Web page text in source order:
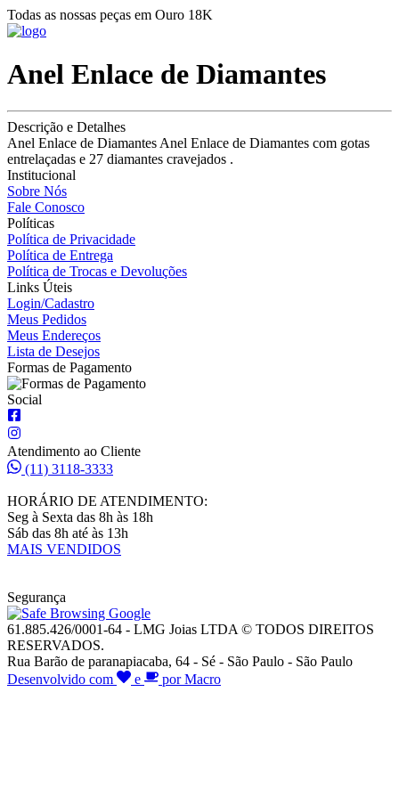
Todas as nossas peças em Ouro 18K
Anel Enlace de Diamantes
Descrição e Detalhes
Anel Enlace de Diamantes Anel Enlace de Diamantes com gotas
entrelaçadas e 27 diamantes cravejados .
Institucional
Sobre Nós
Fale Conosco
Políticas
Política de Privacidade
Política de Entrega
Política de Trocas e Devoluções
Links Úteis
Login/Cadastro
Meus Pedidos
Meus Endereços
Lista de Desejos
Formas de Pagamento
Social
Atendimento ao Cliente
(11) 3118-3333
HORÁRIO DE ATENDIMENTO:
Seg à Sexta das 8h às 18h
Sáb das 8h até às 13h
MAIS VENDIDOS
Segurança
61.885.426/0001-64 - LMG Joias LTDA © TODOS DIREITOS
RESERVADOS.
Rua Barão de paranapiacaba, 64 - Sé - São Paulo - São Paulo
Desenvolvido com
e por Macro